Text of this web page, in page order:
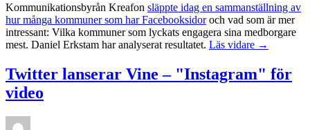
Kommunikationsbyrån Kreafon släppte idag en sammanställning av
hur många kommuner som har Facebooksidoroch vad som är mer
intressant: Vilka kommuner som lyckats engagera sina medborgare
mest. Daniel Erkstam har analyserat resultatet. Läs vidare →
Twitter lanserar Vine – "Instagram" för
video